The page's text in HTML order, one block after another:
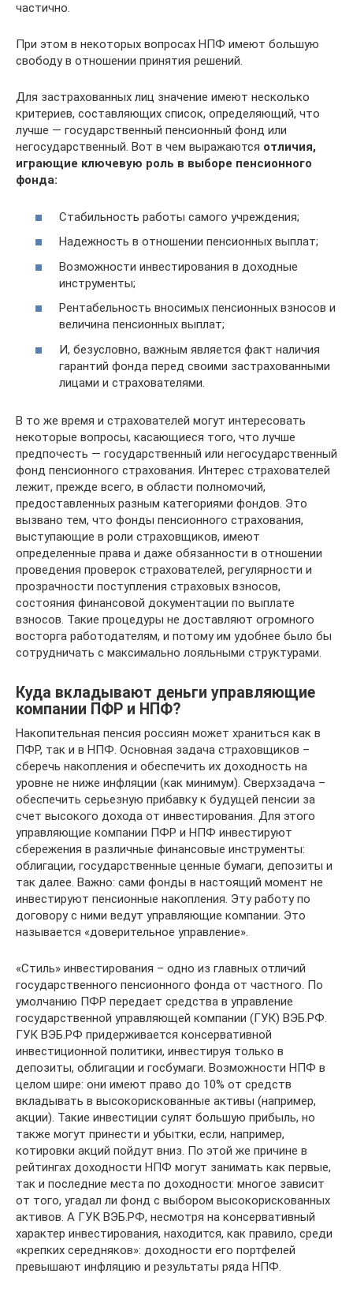
частично.
При этом в некоторых вопросах НПФ имеют большую
свободу в отношении принятия решений.
Для застрахованных лиц значение имеют несколько
критериев, составляющих список, определяющий, что
лучше — государственный пенсионный фонд или
негосударственный. Вот в чем выражаются отличия,
играющие ключевую роль в выборе пенсионного
фонда:
Стабильность работы самого учреждения;
Надежность в отношении пенсионных выплат;
Возможности инвестирования в доходные
инструменты;
Рентабельность вносимых пенсионных взносов и
величина пенсионных выплат;
И, безусловно, важным является факт наличия
гарантий фонда перед своими застрахованными
лицами и страхователями.
В то же время и страхователей могут интересовать
некоторые вопросы, касающиеся того, что лучше
предпочесть — государственный или негосударственный
фонд пенсионного страхования. Интерес страхователей
лежит, прежде всего, в области полномочий,
предоставленных разным категориями фондов. Это
вызвано тем, что фонды пенсионного страхования,
выступающие в роли страховщиков, имеют
определенные права и даже обязанности в отношении
проведения проверок страхователей, регулярности и
прозрачности поступления страховых взносов,
состояния финансовой документации по выплате
взносов. Такие процедуры не доставляют огромного
восторга работодателям, и потому им удобнее было бы
сотрудничать с максимально лояльными структурами.
Куда вкладывают деньги управляющие
компании ПФР и НПФ?
Накопительная пенсия россиян может храниться как в
ПФР, так и в НПФ. Основная задача страховщиков –
сберечь накопления и обеспечить их доходность на
уровне не ниже инфляции (как минимум). Сверхзадача –
обеспечить серьезную прибавку к будущей пенсии за
счет высокого дохода от инвестирования. Для этого
управляющие компании ПФР и НПФ инвестируют
сбережения в различные финансовые инструменты:
облигации, государственные ценные бумаги, депозиты и
так далее. Важно: сами фонды в настоящий момент не
инвестируют пенсионные накопления. Эту работу по
договору с ними ведут управляющие компании. Это
называется «доверительное управление».
«Стиль» инвестирования – одно из главных отличий
государственного пенсионного фонда от частного. По
умолчанию ПФР передает средства в управление
государственной управляющей компании (ГУК) ВЭБ.РФ.
ГУК ВЭБ.РФ придерживается консервативной
инвестиционной политики, инвестируя только в
депозиты, облигации и госбумаги. Возможности НПФ в
целом шире: они имеют право до 10% от средств
вкладывать в высокорискованные активы (например,
акции). Такие инвестиции сулят большую прибыль, но
также могут принести и убытки, если, например,
котировки акций пойдут вниз. По этой же причине в
рейтингах доходности НПФ могут занимать как первые,
так и последние места по доходности: многое зависит
от того, угадал ли фонд с выбором высокорискованных
активов. А ГУК ВЭБ.РФ, несмотря на консервативный
характер инвестирования, находится, как правило, среди
«крепких середняков»: доходности его портфелей
превышают инфляцию и результаты ряда НПФ.